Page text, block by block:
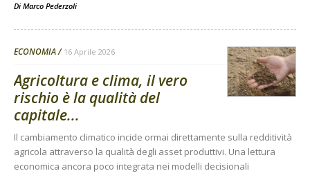
Di Marco Pederzoli
ECONOMIA 16 Aprile 2026
Agricoltura e clima, il vero
rischio è la qualità del
capitale...
Il cambiamento climatico incide ormai direttamente sulla redditività
agricola attraverso la qualità degli asset produttivi. Una lettura
economica ancora poco integrata nei modelli decisionali